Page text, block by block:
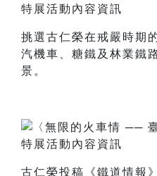
挑選古仁榮在戒嚴時期
汽機車、糖鐵及林業鐵
景。
古仁榮投稿《鐵道情報